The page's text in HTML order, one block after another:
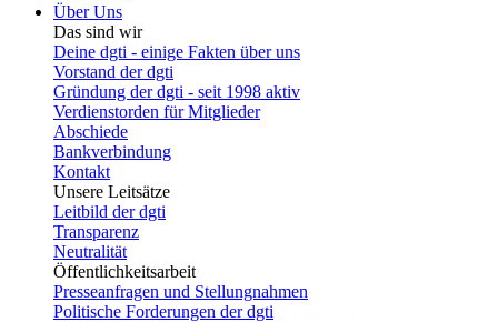
Über Uns
Das sind wir
Deine dgti - einige Fakten über uns
Vorstand der dgti
Gründung der dgti - seit 1998 aktiv
Verdienstorden für Mitglieder
Abschiede
Bankverbindung
Kontakt
Unsere Leitsätze
Leitbild der dgti
Transparenz
Neutralität
Öffentlichkeitsarbeit
Presseanfragen und Stellungnahmen
Politische Forderungen der dgti